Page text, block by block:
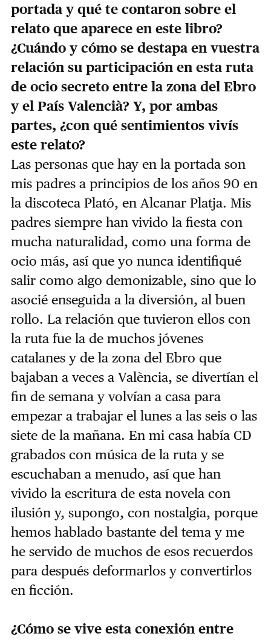
portada y qué te contaron sobre el
relato que aparece en este libro?
¿Cuándo y cómo se destapa en vuestra
relación su participación en esta ruta
de ocio secreto entre la zona del Ebro
y el País Valencià? Y, por ambas
partes, ¿con qué sentimientos vivís
este relato?
Las personas que hay en la portada son
mis padres a principios de los años 90 en
la discoteca Plató, en Alcanar Platja. Mis
padres siempre han vivido la fiesta con
mucha naturalidad, como una forma de
ocio más, así que yo nunca identifiqué
salir como algo demonizable, sino que lo
asocié enseguida a la diversión, al buen
rollo. La relación que tuvieron ellos con
la ruta fue la de muchos jóvenes
catalanes y de la zona del Ebro que
bajaban a veces a València, se divertían el
fin de semana y volvían a casa para
empezar a trabajar el lunes a las seis o las
siete de la mañana. En mi casa había CD
grabados con música de la ruta y se
escuchaban a menudo, así que han
vivido la escritura de esta novela con
ilusión y, supongo, con nostalgia, porque
hemos hablado bastante del tema y me
he servido de muchos de esos recuerdos
para después deformarlos y convertirlos
en ficción.
¿Cómo se vive esta conexión entre